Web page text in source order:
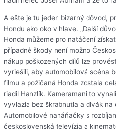
A ešte je tu jeden bizarný dôvod,
Hondu ako oko v hlave. „Další
Honda můžeme pro natáčení
případné škody není možno
nákup poškozených dílů lze
vyriešili, aby automobilová scéna
filmu a požičaná Honda zostala
riadil Hanzlík. Kameramani to
vyviazla bez škrabnutia a divák na
Automobilové naháňačky s
československá televízia a